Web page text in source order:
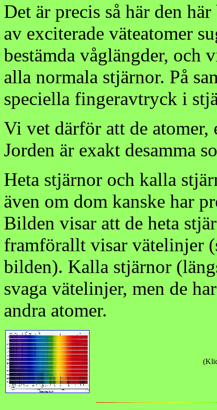
Det är precis så här den
av exciterade väteatomer
bestämda våglängder, och
alla normala stjärnor. På
speciella fingeravtryck i
Vi vet därför att de atomer,
Jorden är exakt desamma
Heta stjärnor och kalla
även om dom kanske har
Bilden visar att de heta
framförallt visar vätelinjer
bilden). Kalla stjärnor
svaga vätelinjer, men de
andra atomer.